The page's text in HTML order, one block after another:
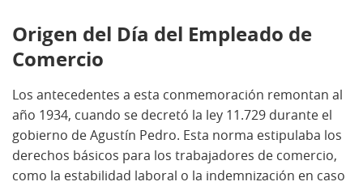
Origen del Día del Empleado de
Comercio
Los antecedentes a esta conmemoración remontan al
año 1934, cuando se decretó la ley 11.729 durante el
gobierno de Agustín Pedro. Esta norma estipulaba los
derechos básicos para los trabajadores de comercio,
como la estabilidad laboral o la indemnización en caso